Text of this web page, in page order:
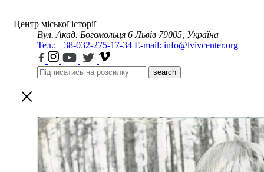
Центр міської історії
Вул. Акад. Богомольця 6 Львів 79005, Україна
Тел.: +38-032-275-17-34 E-mail: info@lvivcenter.org
search